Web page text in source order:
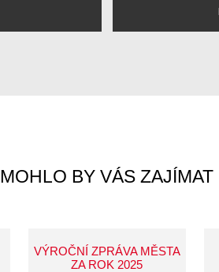
MOHLO BY VÁS ZAJÍMAT
VÝROČNÍ ZPRÁVA MĚSTA
ZA ROK 2025